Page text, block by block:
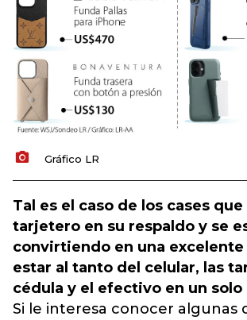
Gráfico LR
Tal es el caso de los cases
tarjetero en su respaldo y se
convirtiendo en una
estar al tanto del celular, las
cédula y el efectivo en un
Si le interesa conocer algunas